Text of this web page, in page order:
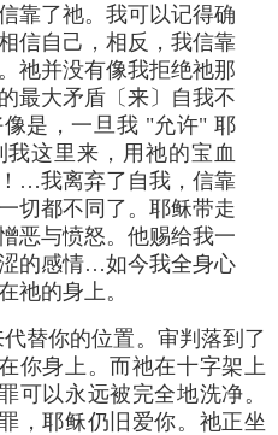
靠了祂。我可以记得确
信自己，相反，我信靠
祂并没有像我拒绝祂那
最大矛盾〔来〕自我不
是，一旦我 "允许" 耶
这里来，用祂的宝血
…我离弃了自我，信靠
切都不同了。耶稣带走
恶与愤怒。他赐给我一
的感情…如今我全身心
祂的身上。
替你的位置。审判落到了
你身上。而祂在十字架上
可以永远被完全地洗净。
，耶稣仍旧爱你。祂正坐